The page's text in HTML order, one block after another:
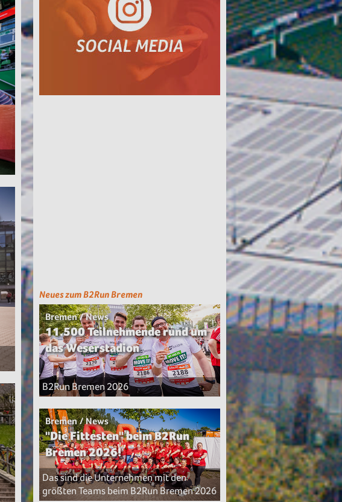
Neues zum B2Run Bremen
Bremen / News
11.500 Teilnehmende rund um
das Weserstadion
B2Run Bremen 2026
Bremen / News
"Die Fittesten" beim B2Run
Bremen 2026!
Das sind die Unternehmen mit den
größten Teams beim B2Run Bremen 2026